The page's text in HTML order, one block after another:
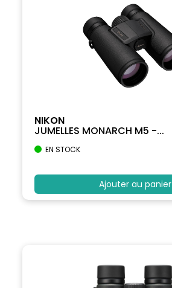
NIKON
JUMELLES MONARCH M5 -...
EN STOCK
Ajouter au panier